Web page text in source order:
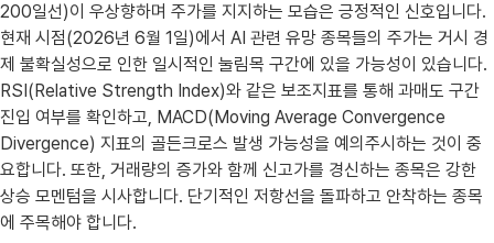
200일선)이 우상향하며 주가를 지지하는 모습은 긍정적인 신호입니다.
현재 시점(2026년 6월 1일)에서 AI 관련 유망 종목들의 주가는 거시 경
제 불확실성으로 인한 일시적인 눌림목 구간에 있을 가능성이 있습니다.
RSI(Relative Strength Index)와 같은 보조지표를 통해 과매도 구간
진입 여부를 확인하고, MACD(Moving Average Convergence
Divergence) 지표의 골든크로스 발생 가능성을 예의주시하는 것이 중
요합니다. 또한, 거래량의 증가와 함께 신고가를 경신하는 종목은 강한
상승 모멘텀을 시사합니다. 단기적인 저항선을 돌파하고 안착하는 종목
에 주목해야 합니다.